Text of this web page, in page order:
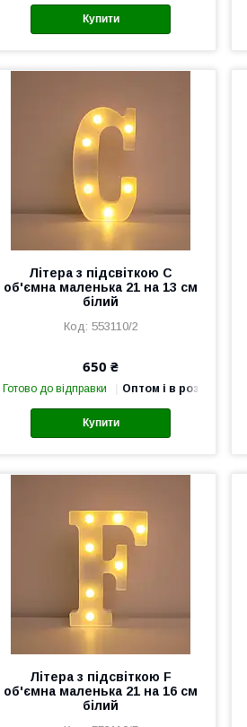
Купити
Літера з підсвіткою С
об'ємна маленька 21 на 13 см
білий
553110/2
650 ₴
Готово до відправки Оптом і в роздріб
Купити
Літера з підсвіткою F
об'ємна маленька 21 на 16 см
білий